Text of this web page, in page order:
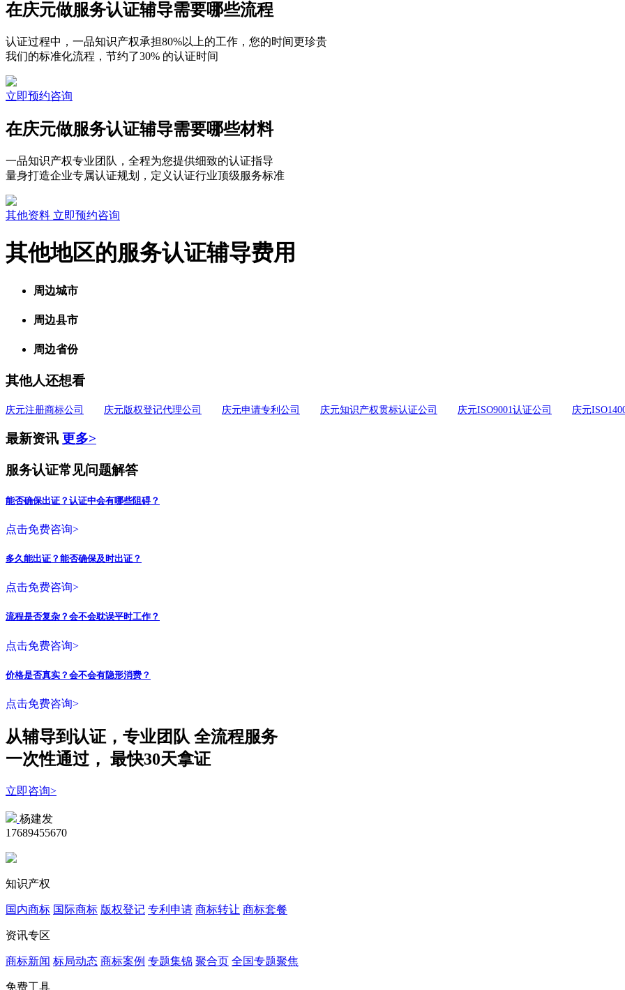
在庆元做服务认证辅导需要哪些流程
认证过程中，一品知识产权承担80%以上的工作，您的时间更珍贵
我们的标准化流程，节约了30% 的认证时间
立即预约咨询
在庆元做服务认证辅导需要哪些材料
一品知识产权专业团队，全程为您提供细致的认证指导
量身打造企业专属认证规划，定义认证行业顶级服务标准
其他资料 立即预约咨询
其他地区的服务认证辅导费用
周边城市
周边县市
周边省份
其他人还想看
庆元注册商标公司 庆元版权登记代理公司 庆元申请专利公司 庆元知识产权贯标认证公司 庆元ISO9001认证公司 庆元
最新资讯 更多>
服务认证常见问题解答
能否确保出证？认证中会有哪些阻碍？
点击免费咨询>
多久能出证？能否确保及时出证？
点击免费咨询>
流程是否复杂？会不会耽误平时工作？
点击免费咨询>
价格是否真实？会不会有隐形消费？
点击免费咨询>
从辅导到认证，专业团队 全流程服务
一次性通过， 最快30天拿证
立即咨询>
杨建发
17689455670
知识产权
国内商标 国际商标 版权登记 专利申请 商标转让 商标套餐
资讯专区
商标新闻 标局动态 商标案例 专题集锦 聚合页 全国专题聚焦
免费工具